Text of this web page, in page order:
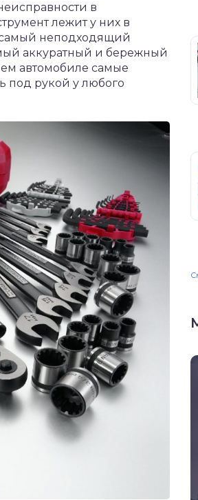
в
лежит у них в
самый неподходящий
аккуратный и бережный
автомобиле самые
под рукой у любого